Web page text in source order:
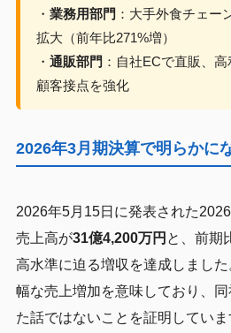
・ 業務用部門 ：大手外食チェー
拡大（前年比271%増）
・ 通販部門 ：自社ECで直販、
顧客接点を強化
2026年3月期決算で明らかに
2026年5月15日に発表された
売上高が31億4,200万円 と、前期
高水準に迫る増収を達成しまし
幅な売上増加を意味しており、
た話ではないことを証明していま